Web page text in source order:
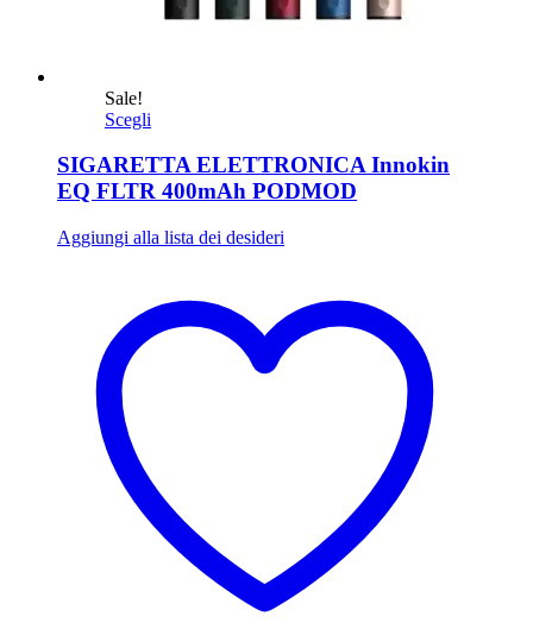
Sale!
Scegli
SIGARETTA ELETTRONICA Innokin
EQ FLTR 400mAh PODMOD
Aggiungi alla lista dei desideri